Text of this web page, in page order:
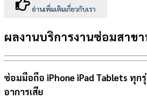
อ่านเพิ่มเติมเกี่ยวกับเรา
ผลงานบริการงานซ่อมสาข
ซ่อมมือถือ iPhone iPad Tablets ทุ
อาการเสีย